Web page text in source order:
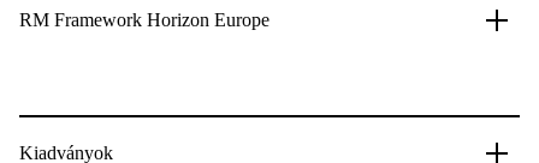
RM Framework Horizon Europe
Kiadványok